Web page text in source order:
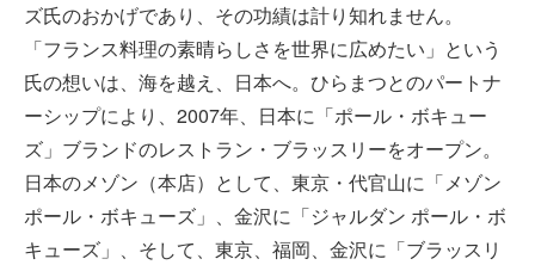
ズ氏のおかげであり、その功績は計り知れません。
「フランス料理の素晴らしさを世界に広めたい」という
氏の想いは、海を越え、日本へ。ひらまつとのパートナ
ーシップにより、2007年、日本に「ポール・ボキュー
ズ」ブランドのレストラン・ブラッスリーをオープン。
日本のメゾン（本店）として、東京・代官山に「メゾン
ポール・ボキューズ」、金沢に「ジャルダン ポール・ボ
キューズ」、そして、東京、福岡、金沢に「ブラッスリ